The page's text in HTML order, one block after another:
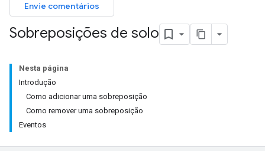
Envie comentários
Sobreposições de solo
Nesta página
Introdução
Como adicionar uma sobreposição
Como remover uma sobreposição
Eventos